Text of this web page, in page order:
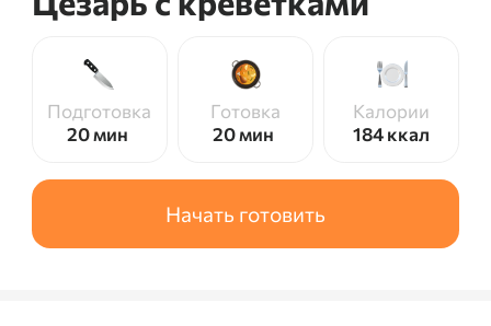
Подготовка
20 мин
Готовка
20 мин
Калории
184 ккал
Начать готовить